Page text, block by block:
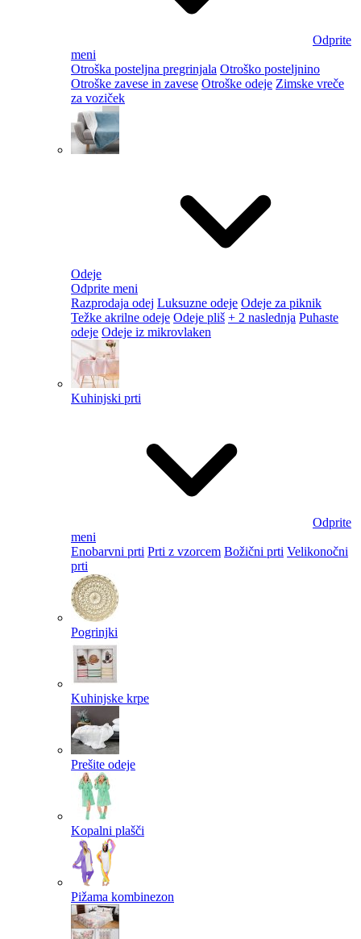
Odprite
meni
Otroška posteljna pregrinjala Otroško posteljnino
Otroške zavese in zavese Otroške odeje Zimske vreče
za voziček
Odeje
Odprite meni
Razprodaja odej Luksuzne odeje Odeje za piknik
Težke akrilne odeje Odeje pliš + 2 naslednja Puhaste
odeje Odeje iz mikrovlaken
Kuhinjski prti
Odprite
meni
Enobarvni prti Prti z vzorcem Božični prti Velikonočni
prti​
Pogrinjki
Kuhinjske krpe
Prešite odeje
Kopalni plašči
Pižama kombinezon